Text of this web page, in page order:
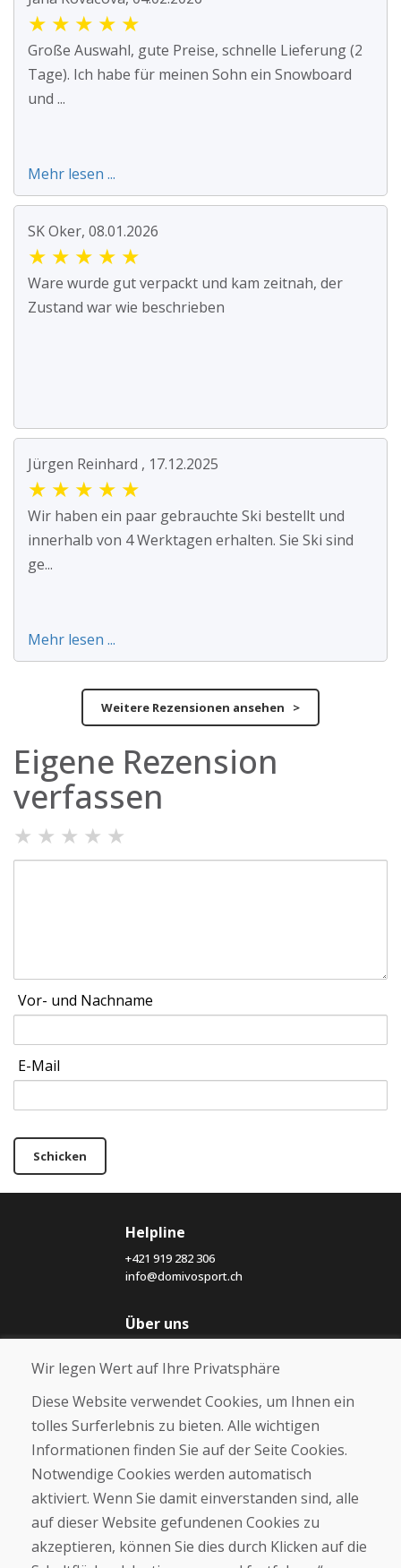
★ ★ ★ ★ ★
Große Auswahl, gute Preise, schnelle Lieferung (2
Tage). Ich habe für meinen Sohn ein Snowboard
und ...
Mehr lesen ...
SK Oker, 08.01.2026
★ ★ ★ ★ ★
Ware wurde gut verpackt und kam zeitnah, der
Zustand war wie beschrieben
Jürgen Reinhard , 17.12.2025
★ ★ ★ ★ ★
Wir haben ein paar gebrauchte Ski bestellt und
innerhalb von 4 Werktagen erhalten. Sie Ski sind
ge...
Mehr lesen ...
Weitere Rezensionen ansehen >
Eigene Rezension
verfassen
★ ★ ★ ★ ★
Vor- und Nachname
E-Mail
Schicken
Helpline
+421 919 282 306
info@domivosport.ch
Über uns
Über uns
Kontakt
Kaufen
E-Shop
Geschäftsbedingungen
Zahlung
Beschwerde
Wir legen Wert auf Ihre Privatsphäre
Diese Website verwendet Cookies, um Ihnen ein
tolles Surferlebnis zu bieten. Alle wichtigen
Informationen finden Sie auf der Seite Cookies.
Notwendige Cookies werden automatisch
aktiviert. Wenn Sie damit einverstanden sind, alle
auf dieser Website gefundenen Cookies zu
akzeptieren, können Sie dies durch Klicken auf die